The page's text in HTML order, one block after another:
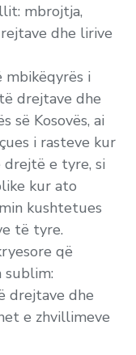
mbrojtja,
dhe lirive
i
drejtave dhe
së Kosovës, ai
i rasteve kur
e tyre, si
kur ato
kushtetues
të tyre.
që
sublim:
drejtave dhe
e zhvillimeve